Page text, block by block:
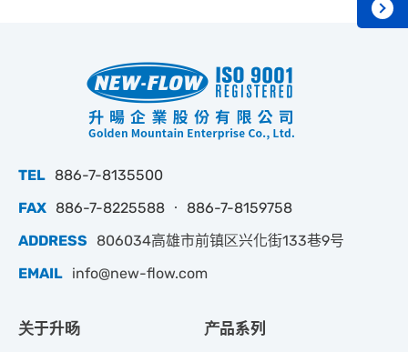
TEL 886-7-8135500
FAX 886-7-8225588 ‧ 886-7-8159758
ADDRESS
806034高雄市前镇区兴化街133巷9号
EMAIL info@new-flow.com
关于升旸 产品系列